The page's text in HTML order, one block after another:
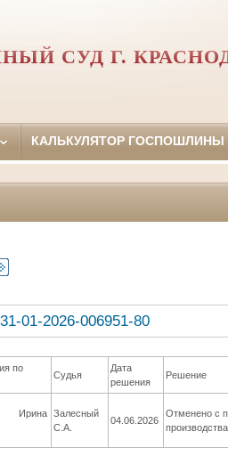
СУД Г.
КАЛЬКУЛЯТОР ГОСПОШЛИНЫ
01-2026-006951-80
по
Судья
Дата
решения
Решение
Ирина Залесный
С.А.
04.06.2026
Отменено с
производства